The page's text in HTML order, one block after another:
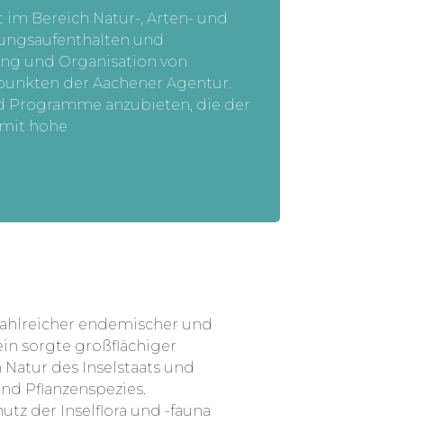
im Bereich Natur-, Arten- und
und
und Organisation von
der Aachener Agentur.
Programme anzubieten, die der
hohe
endemischer und
sorgte großflächiger
des Inselstaats und
Pflanzenspezies.
der Inselflora und -fauna